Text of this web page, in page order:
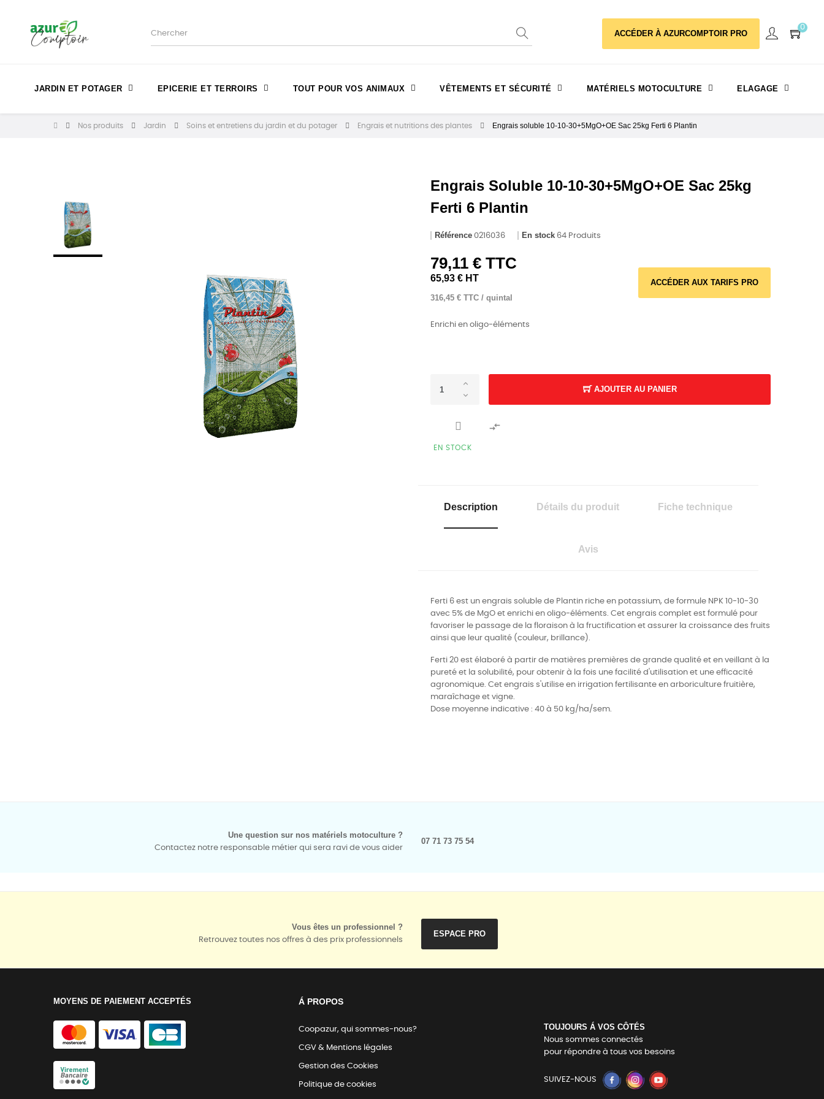
ACCÉDER À AZURCOMPTOIR PRO
0
JARDIN ET POTAGER EPICERIE ET TERROIRS TOUT POUR VOS ANIMAUX VÊTEMENTS ET SÉCURITÉ MATÉRIELS MOTOCULTURE ELAGAGE
Nos produits Jardin Soins et entretiens du jardin et du potager Engrais et nutritions des plantes Engrais soluble 10-10-30+5MgO+OE Sac 25kg Ferti 6 Plantin
Engrais Soluble 10-10-30+5MgO+OE Sac 25kg
Ferti 6 Plantin
Référence 0216036 En stock 64 Produits
79,11 € TTC
65,93 € HT
316,45 € TTC / quintal
ACCÉDER AUX TARIFS PRO
Enrichi en oligo-éléments
AJOUTER AU PANIER

EN STOCK
Description Détails du produit Fiche technique
Avis
Ferti 6 est un engrais soluble de Plantin riche en potassium, de formule NPK 10-10-30
avec 5% de MgO et enrichi en oligo-éléments. Cet engrais complet est formulé pour
favoriser le passage de la floraison à la fructification et assurer la croissance des fruits
ainsi que leur qualité (couleur, brillance).
Ferti 20 est élaboré à partir de matières premières de grande qualité et en veillant à la
pureté et la solubilité, pour obtenir à la fois une facilité d'utilisation et une efficacité
agronomique. Cet engrais s'utilise en irrigation fertilisante en arboriculture fruitière,
maraîchage et vigne.
Dose moyenne indicative : 40 à 50 kg/ha/sem.
Une question sur nos matériels motoculture ?
Contactez notre responsable métier qui sera ravi de vous aider
07 71 73 75 54
Vous êtes un professionnel ?
Retrouvez toutes nos offres à des prix professionnels
ESPACE PRO
MOYENS DE PAIEMENT ACCEPTÉS Á PROPOS
Coopazur, qui sommes-nous?
CGV & Mentions légales
Gestion des Cookies
Politique de cookies
TOUJOURS Á VOS CÔTÉS
Nous sommes connectés
pour répondre à tous vos besoins
SUIVEZ-NOUS